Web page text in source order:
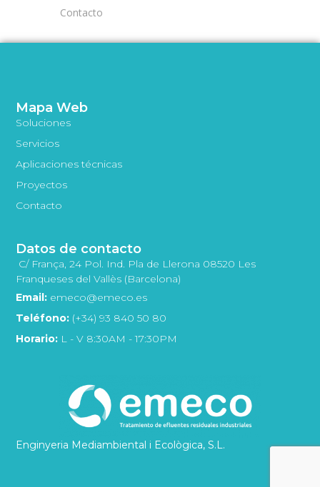
Contacto
Enginyeria Mediambiental i Ecològica, S.L.
Mapa Web
Soluciones
Servicios
Aplicaciones técnicas
Proyectos
Contacto
Datos de contacto
C/ França, 24 Pol. Ind. Pla de Llerona 08520 Les
Franqueses del Vallès (Barcelona)
Email: emeco@emeco.es
Teléfono: (+34) 93 840 50 80
Horario: L - V 8:30AM - 17:30PM